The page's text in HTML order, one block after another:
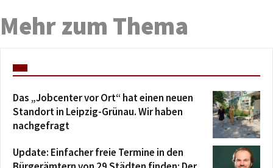
Mehr zum Thema
Das „Jobcenter vor Ort“ hat einen neuen
Standort in Leipzig-Grünau. Wir haben
nachgefragt
Update: Einfacher freie Termine in den